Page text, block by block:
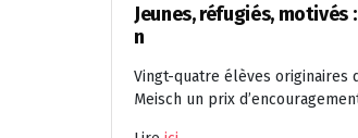
Jeunes, réfugiés,
n
Vingt-quatre élèves originaires
Meisch un prix